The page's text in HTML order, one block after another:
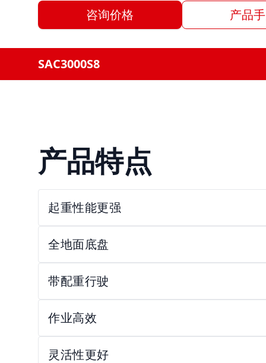
咨询价格 产品
SAC3000S8
产品特点
起重性能更强
全地面底盘
带配重行驶
作业高效
灵活性更好